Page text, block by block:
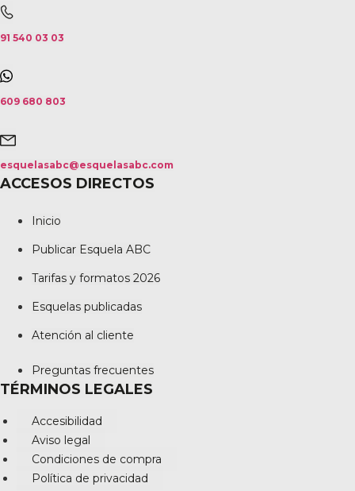
91 540 03 03
609 680 803
esquelasabc@esquelasabc.com
ACCESOS DIRECTOS
Inicio
Publicar Esquela ABC
Tarifas y formatos 2026
Esquelas publicadas
Atención al cliente
Preguntas frecuentes
TÉRMINOS LEGALES
Accesibilidad
Aviso legal
Condiciones de compra
Política de privacidad